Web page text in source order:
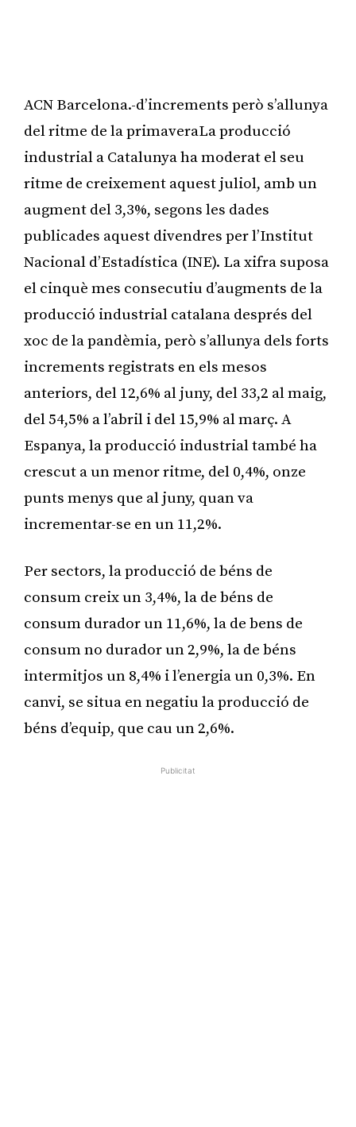
ACN Barcelona.-d’increments però s’allunya
del ritme de la primaveraLa producció
industrial a Catalunya ha moderat el seu
ritme de creixement aquest juliol, amb un
augment del 3,3%, segons les dades
publicades aquest divendres per l’Institut
Nacional d’Estadística (INE). La xifra suposa
el cinquè mes consecutiu d’augments de la
producció industrial catalana després del
xoc de la pandèmia, però s’allunya dels forts
increments registrats en els mesos
anteriors, del 12,6% al juny, del 33,2 al maig,
del 54,5% a l’abril i del 15,9% al març. A
Espanya, la producció industrial també ha
crescut a un menor ritme, del 0,4%, onze
punts menys que al juny, quan va
incrementar-se en un 11,2%.
Per sectors, la producció de béns de
consum creix un 3,4%, la de béns de
consum durador un 11,6%, la de bens de
consum no durador un 2,9%, la de béns
intermitjos un 8,4% i l’energia un 0,3%. En
canvi, se situa en negatiu la producció de
béns d’equip, que cau un 2,6%.
Publicitat